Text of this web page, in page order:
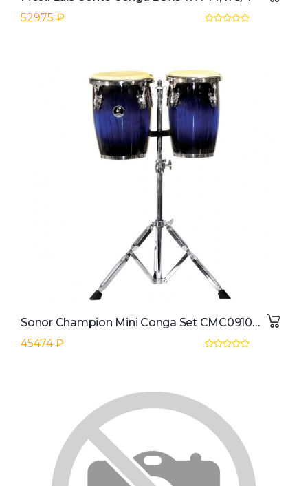
52975 ₽
Sonor Champion Mini Conga Set CMC0910BBHG, 9"&10", Blueburst
45474 ₽